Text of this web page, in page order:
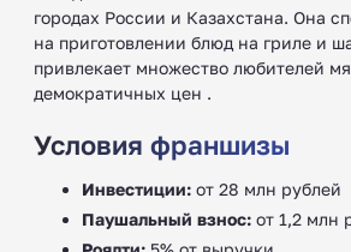
городах России и Казахстана. Она
на приготовлении блюд на гриле и
привлекает множество любителей
демократичных цен .
Условия франшизы
Инвестиции: от 28 млн рублей
Паушальный взнос: от 1,2 млн